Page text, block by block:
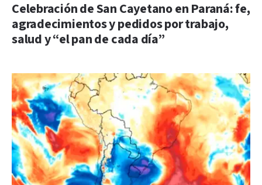
Celebración de San Cayetano en Paraná: fe,
agradecimientos y pedidos por trabajo,
salud y “el pan de cada día”